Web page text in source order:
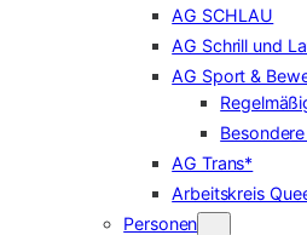
AG SCHLAU
AG Schrill und
AG Sport &
AG Trans*
Arbeitskreis
Personen